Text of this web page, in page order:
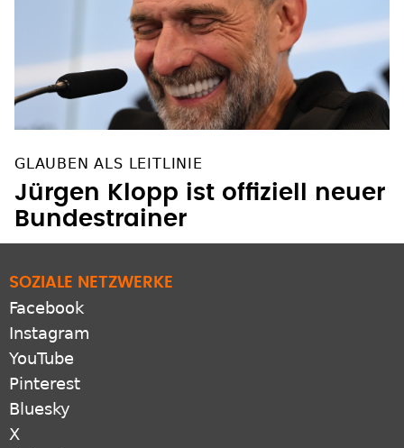
GLAUBEN ALS LEITLINIE
Jürgen Klopp ist offiziell neuer
Bundestrainer
SOZIALE NETZWERKE
Facebook
Instagram
YouTube
Pinterest
Bluesky
X